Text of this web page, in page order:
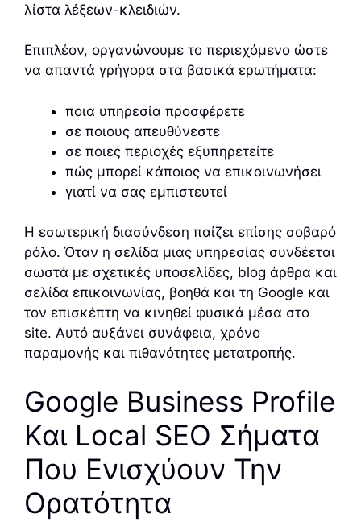
λίστα λέξεων-κλειδιών.
Επιπλέον, οργανώνουμε το περιεχόμενο ώστε
να απαντά γρήγορα στα βασικά ερωτήματα:
ποια υπηρεσία προσφέρετε
σε ποιους απευθύνεστε
σε ποιες περιοχές εξυπηρετείτε
πώς μπορεί κάποιος να επικοινωνήσει
γιατί να σας εμπιστευτεί
Η εσωτερική διασύνδεση παίζει επίσης σοβαρό
ρόλο. Όταν η σελίδα μιας υπηρεσίας συνδέεται
σωστά με σχετικές υποσελίδες, blog άρθρα και
σελίδα επικοινωνίας, βοηθά και τη Google και
τον επισκέπτη να κινηθεί φυσικά μέσα στο
site. Αυτό αυξάνει συνάφεια, χρόνο
παραμονής και πιθανότητες μετατροπής.
Google Business Profile
Και Local SEO Σήματα
Που Ενισχύουν Την
Ορατότητα